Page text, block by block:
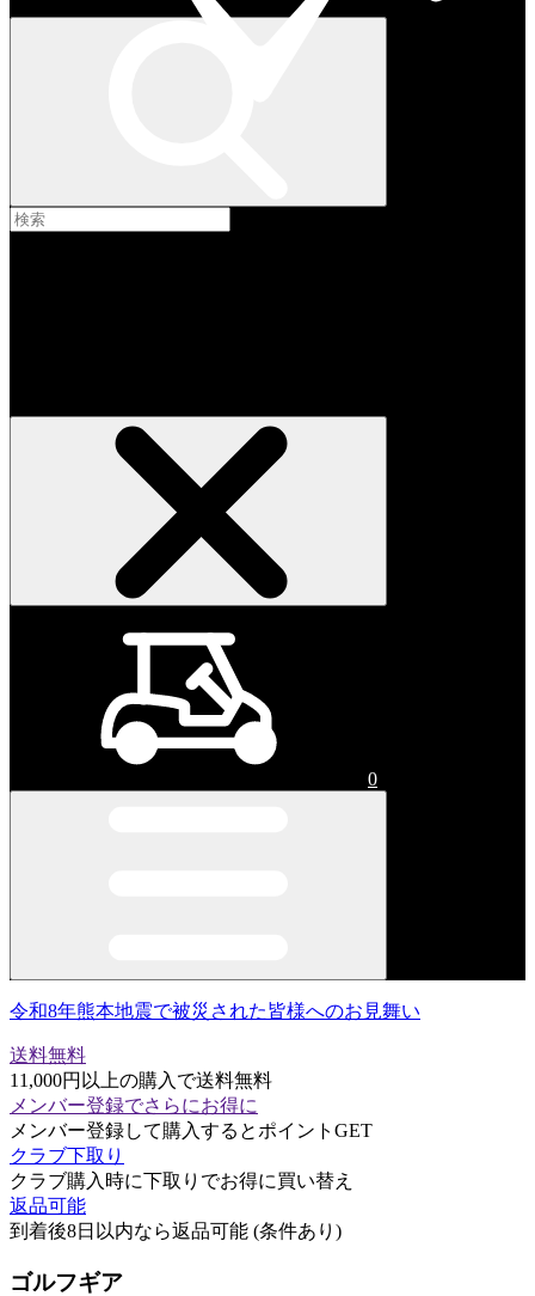
0
令和8年熊本地震で被災された皆様へのお見舞い
送料無料
11,000円以上の購入で送料無料
メンバー登録でさらにお得に
メンバー登録して購入するとポイントGET
クラブ下取り
クラブ購入時に下取りでお得に買い替え
返品可能
到着後8日以内なら返品可能 (条件あり)
ゴルフギア